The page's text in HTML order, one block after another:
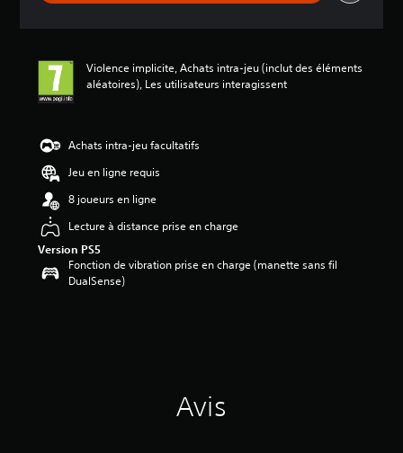
Violence implicite, Achats intra-jeu (inclut des éléments
aléatoires), Les utilisateurs interagissent
Achats intra-jeu facultatifs
Jeu en ligne requis
8 joueurs en ligne
Lecture à distance prise en charge
Version PS5
Fonction de vibration prise en charge (manette sans fil
DualSense)
Avis